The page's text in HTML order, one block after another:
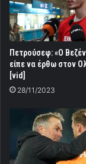
Πετρούσεφ: «Ο
είπε να έρθω στον
[vid]
28/11/2023